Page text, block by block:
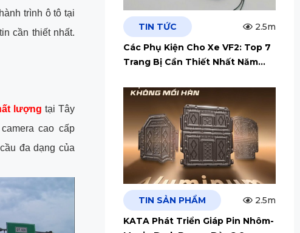
trình ô tô tại
cần thiết nhất.
lượng tại Tây
cao cấp
đa dạng của
TIN TỨC
2.5m
Các Phụ Kiện Cho Xe VF2: Top 7
Trang Bị Cần Thiết Nhất Năm
TIN SẢN PHẨM
2.5m
KATA Phát Triển Giáp Pin Nhôm-